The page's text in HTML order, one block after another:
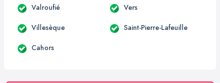
Valroufié Vers
Villesèque Saint-Pierre-Lafeuille
Cahors